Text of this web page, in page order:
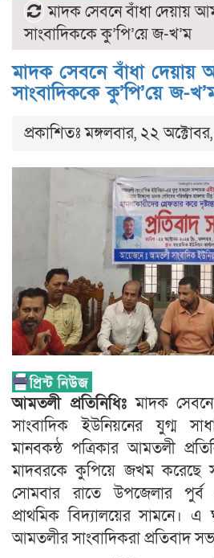
মাদক সেবনে বাঁধা দেয়ায়
সাংবাদিককে কু’পি’য়ে জ-খ’ম
মাদক সেবনে বাঁধা দেয়ায়
সাংবাদিককে কু’পি’য়ে জ-
প্রকাশিতঃ মঙ্গলবার, ২২
আমতলী প্রতিনিধিঃ মাদক
সাংবাদিক ইউনিয়নের যুগ্ম
মানবকন্ঠ পত্রিকার আমতলী
মাদবরকে কুপিয়ে জখম করেছে
সোমবার রাতে উপজেলার পুর্ব
প্রাথমিক বিদ্যালয়ের সামনে।
আমতলীর সাংবাদিকরা প্রতিবাদ